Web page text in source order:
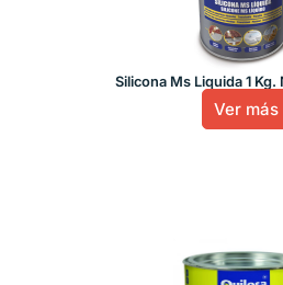
Silicona Ms Liquida 1
Ver más